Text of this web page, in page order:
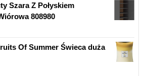
Szara Z Połyskiem
808980
Of Summer Świeca duża